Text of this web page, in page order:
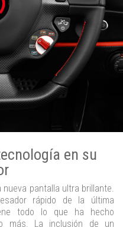
en su
pantalla ultra brillante.
rápido de la última
todo lo que ha hecho
más. La inclusión de un